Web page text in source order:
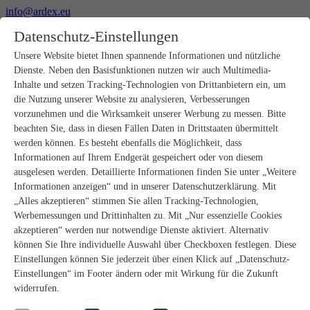
info@ardex.eu
Deutsch
Produkte
Produktübersicht
Rohbau
Estrichverlegung
Untergrundvorbereitung
Bodenspachtelmassen
Abdichtungen
Fliesenkleber
Fugenmörtel
Fugendichtstoffe
Montagekleber
Natursteinverlegung
Bodenbelags- und Parkettklebstoffe
Wandspachtelmassen
Zubehör
PANDOMO®
Datenschutz-Einstellungen
Unsere Website bietet Ihnen spannende Informationen und nützliche
Dienste. Neben den Basisfunktionen nutzen wir auch Multimedia-
Inhalte und setzen Tracking-Technologien von Drittanbietern ein, um
die Nutzung unserer Website zu analysieren, Verbesserungen
vorzunehmen und die Wirksamkeit unserer Werbung zu messen. Bitte
beachten Sie, dass in diesen Fällen Daten in Drittstaaten übermittelt
werden können. Es besteht ebenfalls die Möglichkeit, dass
Informationen auf Ihrem Endgerät gespeichert oder von diesem
ausgelesen werden. Detaillierte Informationen finden Sie unter „Weitere
Informationen anzeigen“ und in unserer Datenschutzerklärung. Mit
„Alles akzeptieren“ stimmen Sie allen Tracking-Technologien,
Werbemessungen und Drittinhalten zu. Mit „Nur essenzielle Cookies
akzeptieren“ werden nur notwendige Dienste aktiviert. Alternativ
können Sie Ihre individuelle Auswahl über Checkboxen festlegen. Diese
Einstellungen können Sie jederzeit über einen Klick auf „Datenschutz-
Einstellungen“ im Footer ändern oder mit Wirkung für die Zukunft
widerrufen.